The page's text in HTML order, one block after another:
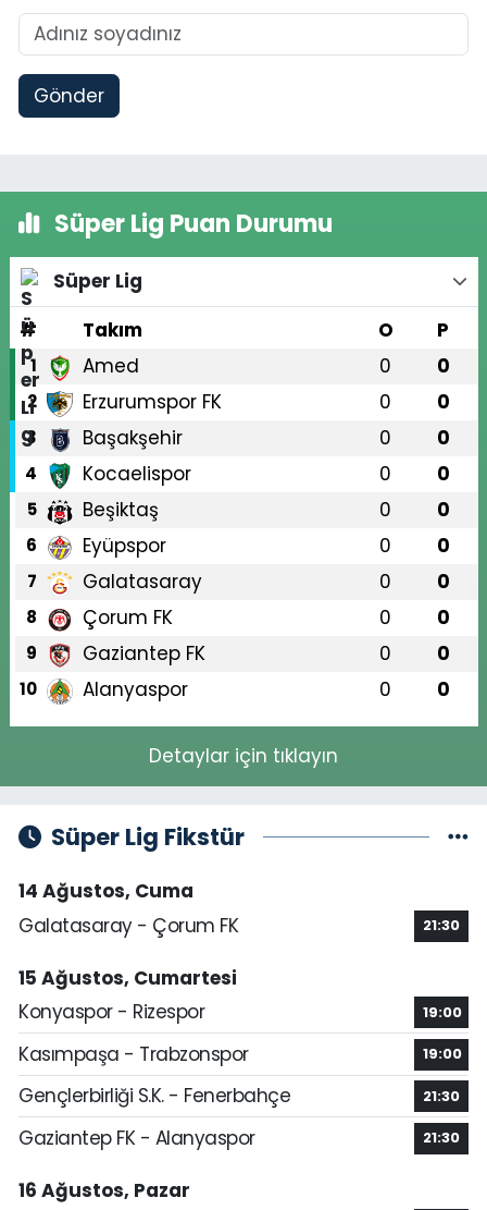
Gönder
Süper Lig Puan Durumu
Süper Lig
#
Takım O P
1 Amed 0 0
2 Erzurumspor FK 0 0
3 Başakşehir 0 0
4 Kocaelispor 0 0
5 Beşiktaş 0 0
6 Eyüpspor 0 0
7 Galatasaray 0 0
8 Çorum FK 0 0
9 Gaziantep FK 0 0
10 Alanyaspor 0 0
Detaylar için tıklayın
Süper Lig Fikstür
14 Ağustos, Cuma
Galatasaray - Çorum FK
21:30
15 Ağustos, Cumartesi
Konyaspor - Rizespor
19:00
Kasımpaşa - Trabzonspor 19:00
Gençlerbirliği S.K. - Fenerbahçe 21:30
Gaziantep FK - Alanyaspor 21:30
16 Ağustos, Pazar